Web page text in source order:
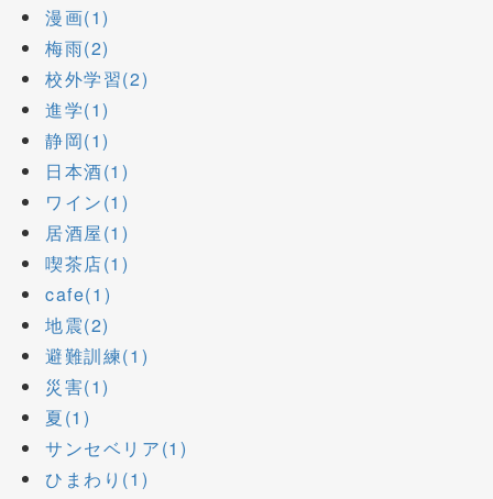
漫画(1)
梅雨(2)
校外学習(2)
進学(1)
静岡(1)
日本酒(1)
ワイン(1)
居酒屋(1)
喫茶店(1)
cafe(1)
地震(2)
避難訓練(1)
災害(1)
夏(1)
サンセベリア(1)
ひまわり(1)